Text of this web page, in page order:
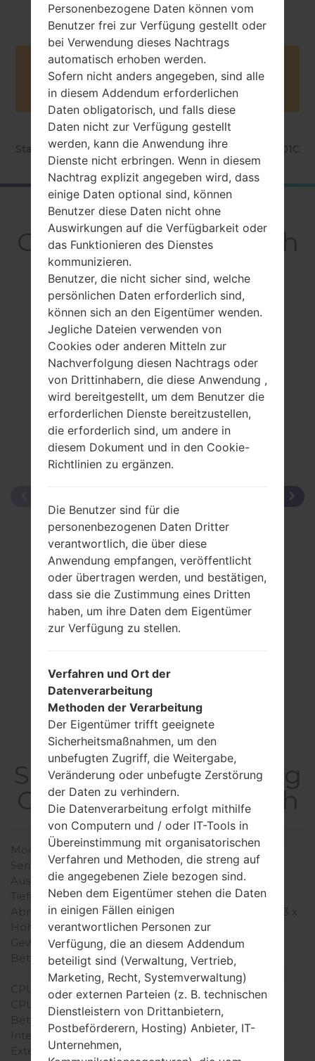
Buy accessories on Amazon
Startseite →Serie → Ultra Touch →SamsungGT-S8301C
RückblickSamsung
GT-S8301CUltra Touch
Vergleiche
SpezifikationSamsung
GT-S8301CUltra Touch
Modell und seine Eigenschaften
Modell
SamsungGT-S8301C
Serie
Ultra Touch
Ausgabe
Februar, 2009
Tiefe
12.7 millimeter (0.5 Zoll)
Abmessungen (Breite /
Höhe)
110 x 51.5 millimeter (4.33 x
2.03 Zoll)
Gewicht
105 gramm (3.70 unzen)
Betriebssystem
-
Ausrüstung
CPU
-
CPU-Kerne
-
Betriebsgedächtnis
-
Interner Speicher
80MB
Externer Speicher
Personenbezogene Daten können vom
Benutzer frei zur Verfügung gestellt oder
bei Verwendung dieses Nachtrags
automatisch erhoben werden.
Sofern nicht anders angegeben, sind alle
in diesem Addendum erforderlichen
Daten obligatorisch, und falls diese
Daten nicht zur Verfügung gestellt
werden, kann die Anwendung ihre
Dienste nicht erbringen. Wenn in diesem
Nachtrag explizit angegeben wird, dass
einige Daten optional sind, können
Benutzer diese Daten nicht ohne
Auswirkungen auf die Verfügbarkeit oder
das Funktionieren des Dienstes
kommunizieren.
Benutzer, die nicht sicher sind, welche
persönlichen Daten erforderlich sind,
können sich an den Eigentümer wenden.
Jegliche Dateien verwenden von
Cookies oder anderen Mitteln zur
Nachverfolgung diesen Nachtrags oder
von Drittinhabern, die diese Anwendung ,
wird bereitgestellt, um dem Benutzer die
erforderlichen Dienste bereitzustellen,
die erforderlich sind, um andere in
diesem Dokument und in den Cookie-
Richtlinien zu ergänzen.
Die Benutzer sind für die
personenbezogenen Daten Dritter
verantwortlich, die über diese
Anwendung empfangen, veröffentlicht
oder übertragen werden, und bestätigen,
dass sie die Zustimmung eines Dritten
haben, um ihre Daten dem Eigentümer
zur Verfügung zu stellen.
Verfahren und Ort der
Datenverarbeitung
Methoden der Verarbeitung
Der Eigentümer trifft geeignete
Sicherheitsmaßnahmen, um den
unbefugten Zugriff, die Weitergabe,
Veränderung oder unbefugte Zerstörung
der Daten zu verhindern.
Die Datenverarbeitung erfolgt mithilfe
von Computern und / oder IT-Tools in
Übereinstimmung mit organisatorischen
Verfahren und Methoden, die streng auf
die angegebenen Ziele bezogen sind.
Neben dem Eigentümer stehen die Daten
in einigen Fällen einigen
verantwortlichen Personen zur
Verfügung, die an diesem Addendum
beteiligt sind (Verwaltung, Vertrieb,
Marketing, Recht, Systemverwaltung)
oder externen Parteien (z. B. technischen
Dienstleistern von Drittanbietern,
Postbeförderern, Hosting) Anbieter, IT-
Unternehmen,